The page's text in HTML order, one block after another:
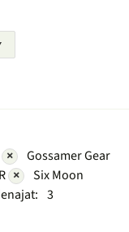
×
Gossamer Gear
×
Six Moon
3